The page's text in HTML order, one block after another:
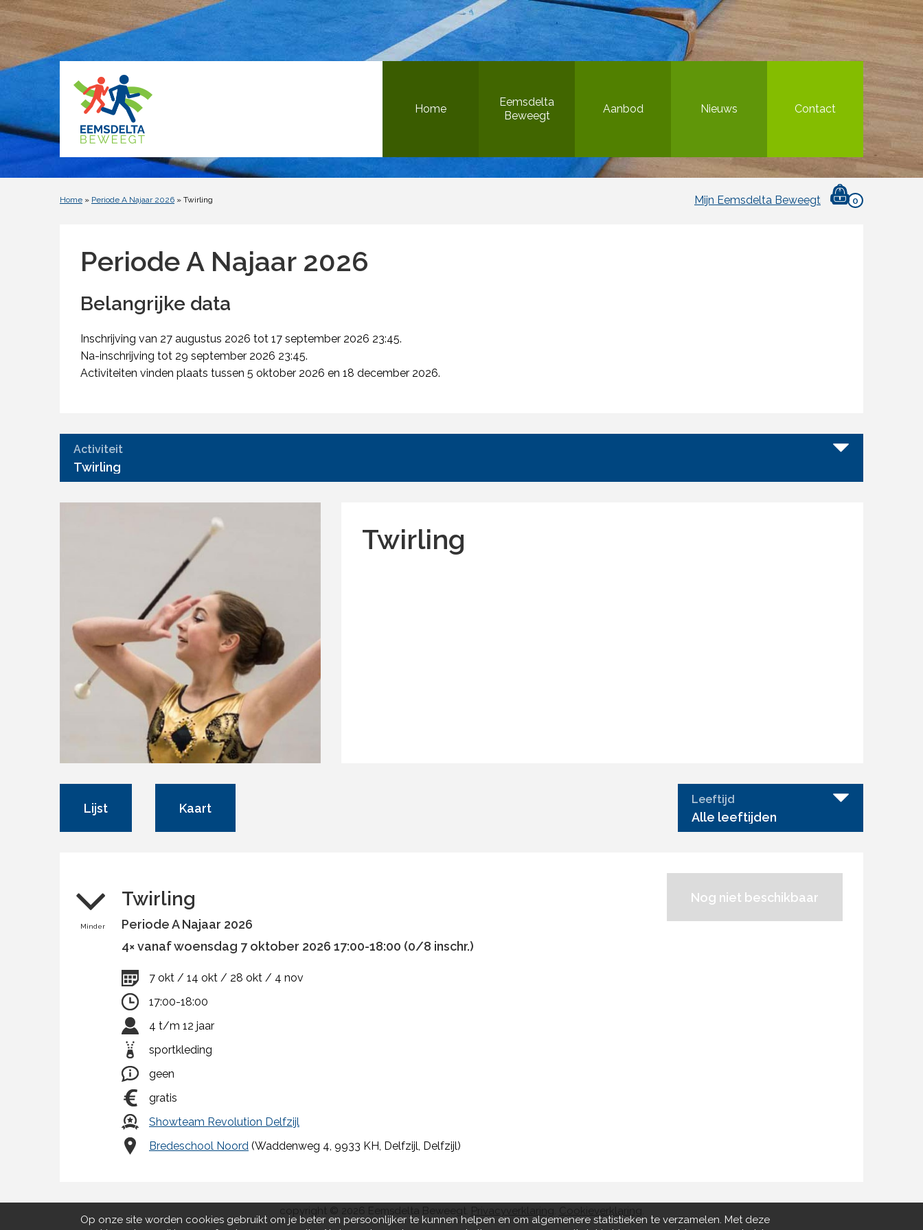
Op onze site worden cookies gebruikt om je beter en persoonlijker te kunnen helpen en om algemenere statistieken te verzamelen. Met deze
Bewegen in de openbare ruimte
Home
Eemsdelta
Beweegt
Aanbod Nieuws Contact
Home » Periode A Najaar 2026 » Twirling Mijn Eemsdelta Beweegt 0
Periode A Najaar 2026
Belangrijke data
Inschrijving van 27 augustus 2026 tot 17 september 2026 23:45.
Na-inschrijving tot 29 september 2026 23:45.
Activiteiten vinden plaats tussen 5 oktober 2026 en 18 december 2026.
Activiteit
Twirling
Twirling
Lijst Kaart
Leeftijd
Alle leeftijden
Nog niet beschikbaar
Minder
Twirling
Periode A Najaar 2026
4× vanaf woensdag 7 oktober 2026 17:00-18:00 (0/8 inschr.)
7 okt / 14 okt / 28 okt / 4 nov
17:00-18:00
4 t/m 12 jaar
sportkleding
geen
gratis
Showteam Revolution Delfzijl
Bredeschool Noord (Waddenweg 4, 9933 KH, Delfzijl, Delfzijl)
copyright © 2026 Eemsdelta Beweegt. Privacyverklaring Cookieverklaring